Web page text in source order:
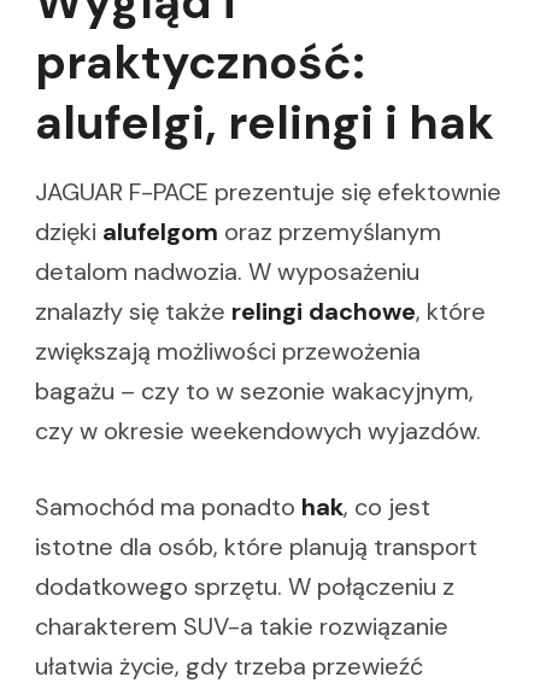
praktyczność:
alufelgi, relingi i hak
JAGUAR F-PACE prezentuje się efektownie
dzięki alufelgom oraz przemyślanym
detalom nadwozia. W wyposażeniu
znalazły się także relingi dachowe, które
zwiększają możliwości przewożenia
bagażu – czy to w sezonie wakacyjnym,
czy w okresie weekendowych wyjazdów.
Samochód ma ponadto hak, co jest
istotne dla osób, które planują transport
dodatkowego sprzętu. W połączeniu z
charakterem SUV-a takie rozwiązanie
ułatwia życie, gdy trzeba przewieźć